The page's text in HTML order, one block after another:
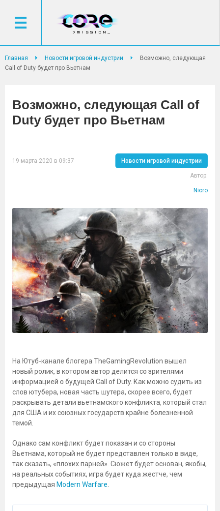
Главная Новости игровой индустрии
Возможно, следующая
Call of Duty будет про Вьетнам
Возможно, следующая Call of
Duty будет про Вьетнам
19 марта 2020 в 09:37 Новости игровой индустрии
Автор:
Nioro
На Ютуб-канале блогера TheGamingRevolution вышел
новый ролик, в котором автор делится со зрителями
информацией о будущей Call of Duty. Как можно судить из
слов ютубера, новая часть шутера, скорее всего, будет
раскрывать детали вьетнамского конфликта, который стал
для США и их союзных государств крайне болезненной
темой.
Однако сам конфликт будет показан и со стороны
Вьетнама, который не будет представлен только в виде,
так сказать, «плохих парней». Сюжет будет основан, якобы,
на реальных событиях, игра будет куда жестче, чем
предыдущая Modern Warfare